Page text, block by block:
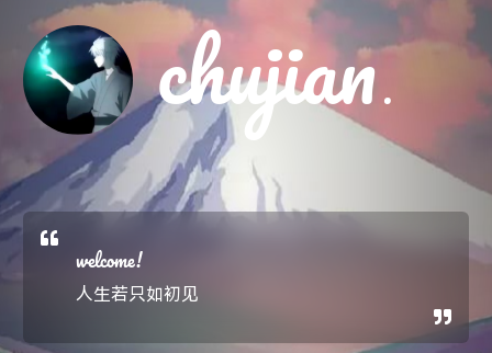
chujian.
welcome!
人生若只如初见